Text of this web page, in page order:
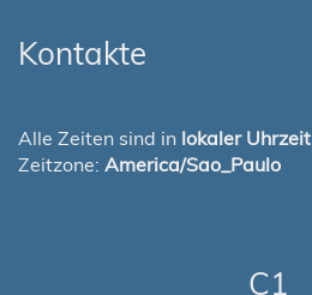
Kontakte
Alle Zeiten sind in lokaler Uhrzeit
Zeitzone: America/Sao_Paulo
C1